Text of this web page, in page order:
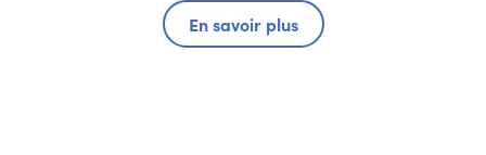
En savoir plus